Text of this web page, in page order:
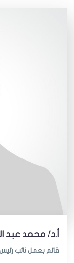
أ.د/ محمد عبد
قائم بعمل نائب